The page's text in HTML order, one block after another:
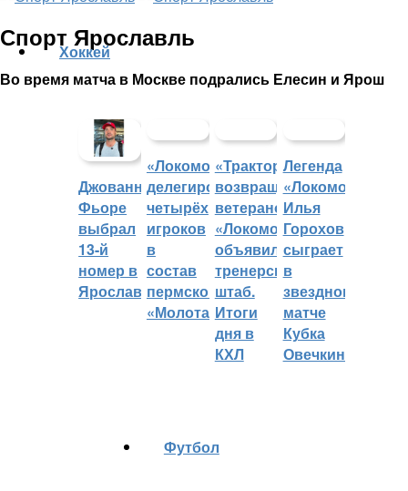
Спорт Ярославль
Во время матча в Москве подрались Елесин и Ярош
Хоккей
Джованни
Фьоре
выбрал
13-й
номер в
Ярославле
«Локомотив»
делегировал
четырёх
игроков
в
состав
пермского
«Молота»
«Трактор»
возвращает
ветеранов,
«Локомотив»
объявил
тренерский
штаб.
Итоги
дня в
КХЛ
Легенда
«Локомотива»
Илья
Горохов
сыграет
в
звездном
матче
Кубка
Овечкина
Футбол